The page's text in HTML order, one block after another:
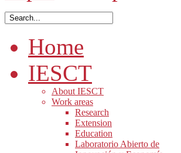
Home
IESCT
About IESCT
Work areas
Research
Extension
Education
Laboratorio Abierto de